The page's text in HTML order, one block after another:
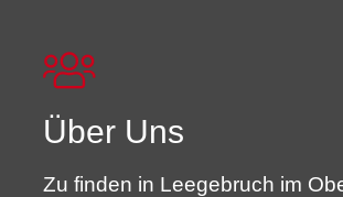
Über Uns
Zu finden in Leegebruch im